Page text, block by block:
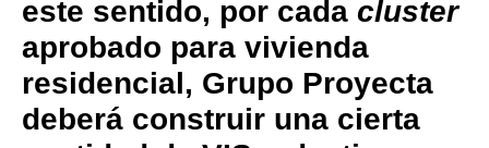
este sentido, por cada cluster
aprobado para vivienda
residencial, Grupo Proyecta
deberá construir una cierta